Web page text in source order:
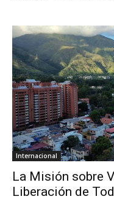
Internacional
La Misión sobre
Liberación de